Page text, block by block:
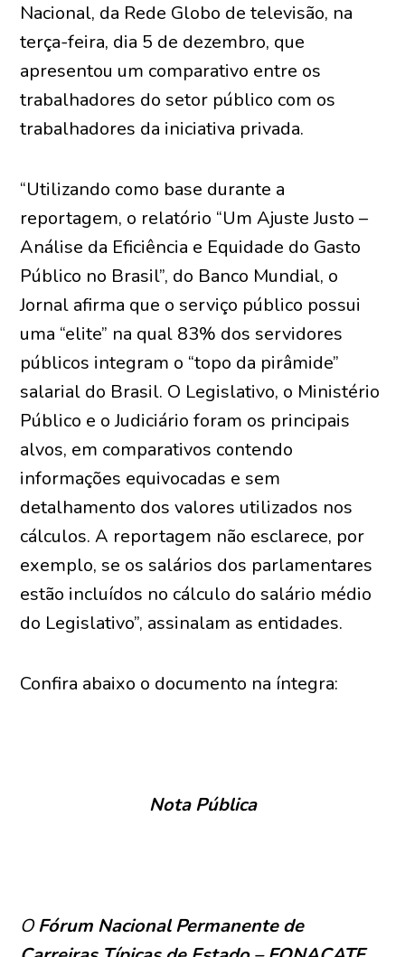
Nacional, da Rede Globo de televisão, na
terça-feira, dia 5 de dezembro, que
apresentou um comparativo entre os
trabalhadores do setor público com os
trabalhadores da iniciativa privada.
“Utilizando como base durante a
reportagem, o relatório “Um Ajuste Justo –
Análise da Eficiência e Equidade do Gasto
Público no Brasil”, do Banco Mundial, o
Jornal afirma que o serviço público possui
uma “elite” na qual 83% dos servidores
públicos integram o “topo da pirâmide”
salarial do Brasil. O Legislativo, o Ministério
Público e o Judiciário foram os principais
alvos, em comparativos contendo
informações equivocadas e sem
detalhamento dos valores utilizados nos
cálculos. A reportagem não esclarece, por
exemplo, se os salários dos parlamentares
estão incluídos no cálculo do salário médio
do Legislativo”, assinalam as entidades.
Confira abaixo o documento na íntegra:
Nota Pública
OFórum Nacional Permanente de